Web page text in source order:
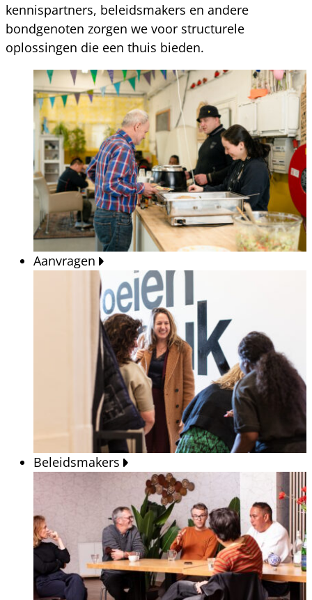
kennispartners, beleidsmakers en andere
bondgenoten zorgen we voor structurele
oplossingen die een thuis bieden.
Aanvragen
Beleidsmakers